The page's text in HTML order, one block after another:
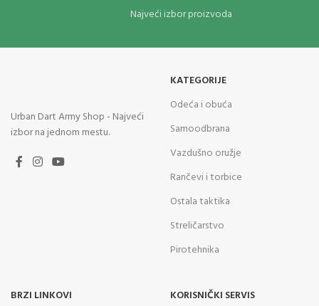
Najveći izbor proizvoda
Urban Dart Army Shop - Najveći
izbor na jednom mestu.
KATEGORIJE
Odeća i obuća
Samoodbrana
Vazdušno oružje
Rančevi i torbice
Ostala taktika
Streličarstvo
Pirotehnika
BRZI LINKOVI
KORISNIČKI SERVIS